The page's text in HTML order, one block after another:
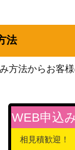
法
方法からお客
WEB申込
相見積歓迎！